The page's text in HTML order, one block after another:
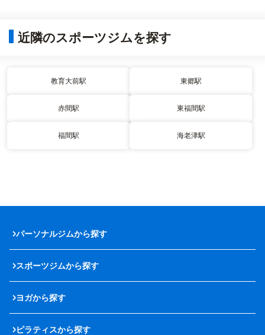
近隣のスポーツジムを探す
教育大前駅 東郷駅
赤間駅 東福間駅
福間駅 海老津駅
パーソナルジムから探す
スポーツジムから探す
ヨガから探す
ピラティスから探す